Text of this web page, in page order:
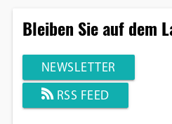
Bleiben Sie auf dem
NEWSLETTER
RSS FEED